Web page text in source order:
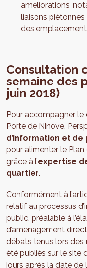
améliorations,
liaisons
des
Consultation
semaine des
juin 2018)
Pour accompagner
Porte de Ninove,
d’information et de
pour alimenter le Plan
grâce à l’expertise
quartier.
Conformément à
relatif au processus
public, préalable à
d’aménagement
débats tenus lors des
été publiés sur le site
jours après la date de